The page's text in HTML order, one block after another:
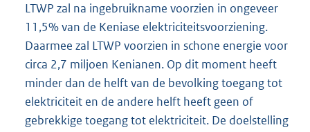
LTWP zal na ingebruikname voorzien in ongeveer
11,5% van de Keniase elektriciteitsvoorziening.
Daarmee zal LTWP voorzien in schone energie voor
circa 2,7 miljoen Kenianen. Op dit moment heeft
minder dan de helft van de bevolking toegang tot
elektriciteit en de andere helft heeft geen of
gebrekkige toegang tot elektriciteit. De doelstelling